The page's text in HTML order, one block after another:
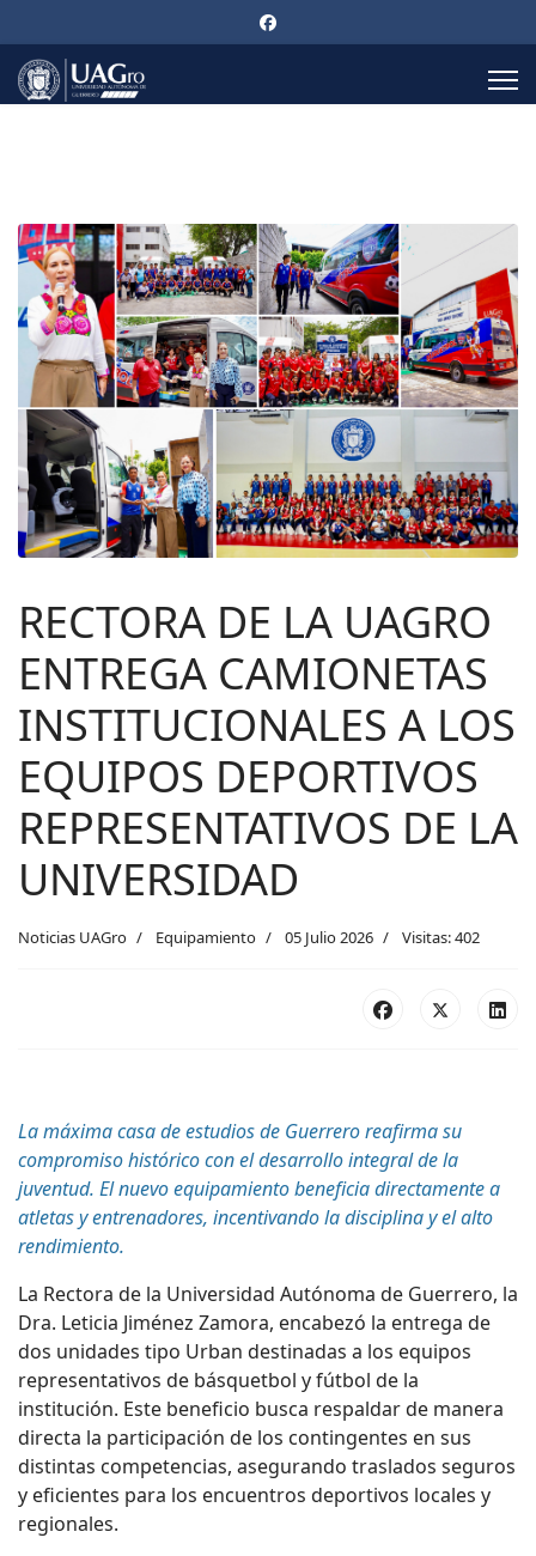
RECTORA DE LA UAGRO
ENTREGA CAMIONETAS
INSTITUCIONALES A LOS
EQUIPOS DEPORTIVOS
REPRESENTATIVOS DE LA
UNIVERSIDAD
Noticias UAGro Equipamiento 05 Julio 2026 Visitas: 402
La máxima casa de estudios de Guerrero reafirma su
compromiso histórico con el desarrollo integral de la
juventud. El nuevo equipamiento beneficia directamente a
atletas y entrenadores, incentivando la disciplina y el alto
rendimiento.
La Rectora de la Universidad Autónoma de Guerrero, la
Dra. Leticia Jiménez Zamora, encabezó la entrega de
dos unidades tipo Urban destinadas a los equipos
representativos de básquetbol y fútbol de la
institución. Este beneficio busca respaldar de manera
directa la participación de los contingentes en sus
distintas competencias, asegurando traslados seguros
y eficientes para los encuentros deportivos locales y
regionales.